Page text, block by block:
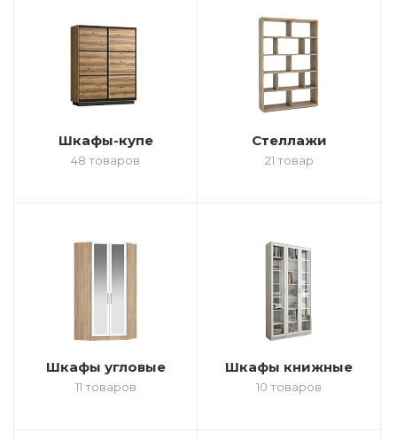
Шкафы-купе
48 товаров
Стеллажи
21 товар
Шкафы угловые
11 товаров
Шкафы книжные
10 товаров